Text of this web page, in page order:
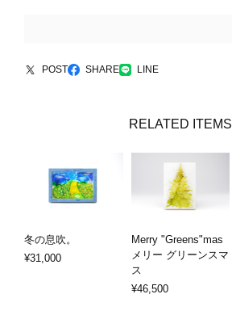
POST SHARE LINE
RELATED ITEMS
冬の息吹。
¥31,000
Merry "Greens"mas
メリー グリーンスマ
ス
¥46,500